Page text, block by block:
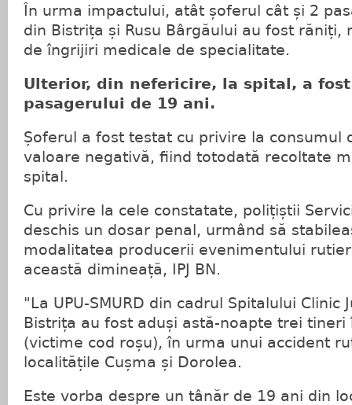
În urma impactului, atât șoferul cât și 2
din Bistrița și Rusu Bârgăului au fost răniți,
de îngrijiri medicale de specialitate.
Ulterior, din nefericire, la spital, a
pasagerului de 19 ani.
Șoferul a fost testat cu privire la consumul
valoare negativă, fiind totodată recoltate
spital.
Cu privire la cele constatate, polițiștii
deschis un dosar penal, urmând să
modalitatea producerii evenimentului
această dimineață, IPJ BN.
"La UPU-SMURD din cadrul Spitalului Clinic
Bistrița au fost aduși astă-noapte trei tineri
(victime cod roșu), în urma unui accident
localitățile Cușma și Dorolea.
Este vorba despre un tânăr de 19 ani din